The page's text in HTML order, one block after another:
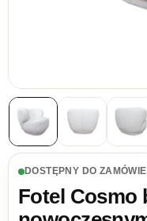
DOSTĘPNY DO
Fotel Cosmo